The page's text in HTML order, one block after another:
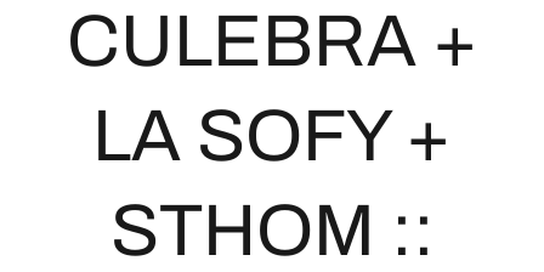
CULEBRA +
LA SOFY +
STHOM ::